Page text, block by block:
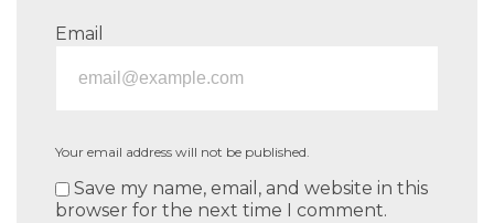
Email
Your email address will not be published.
Save my name, email, and website in this
browser for the next time I comment.